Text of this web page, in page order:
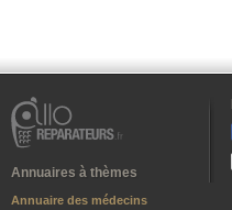
Annuaires à thèmes
Annuaire des médecins